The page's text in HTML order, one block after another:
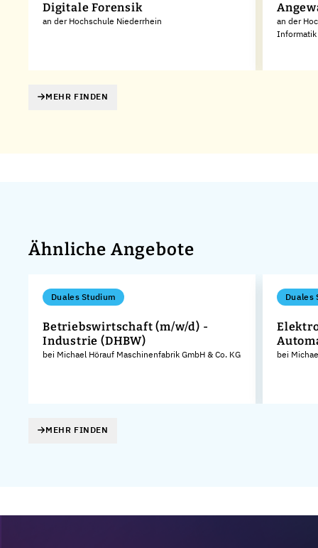
Digitale Forensik
an der Hochschule Niederrhein
an der
Informatik
MEHR FINDEN
Ähnliche Angebote
Duales Studium
Betriebswirtschaft (m/w/d) -
Industrie (DHBW)
bei Michael Hörauf Maschinenfabrik GmbH & Co. KG
Duales
bei
MEHR FINDEN